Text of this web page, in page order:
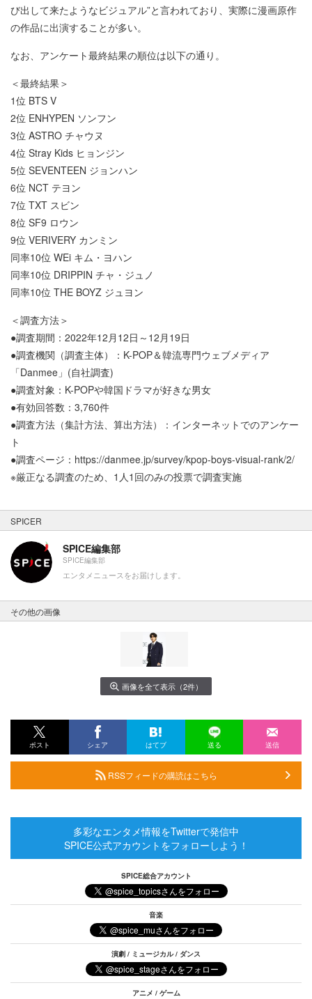
び出して来たようなビジュアル”と言われており、実際に漫画原作
の作品に出演することが多い。
なお、アンケート最終結果の順位は以下の通り。
＜最終結果＞
1位 BTS V
2位 ENHYPEN ソンフン
3位 ASTRO チャウヌ
4位 Stray Kids ヒョンジン
5位 SEVENTEEN ジョンハン
6位 NCT テヨン
7位 TXT スビン
8位 SF9 ロウン
9位 VERIVERY カンミン
同率10位 WEi キム・ヨハン
同率10位 DRIPPIN チャ・ジュノ
同率10位 THE BOYZ ジュヨン
＜調査方法＞
●調査期間：2022年12月12日～12月19日
●調査機関（調査主体）：K-POP＆韓流専門ウェブメディア
「Danmee」(自社調査)
●調査対象：K-POPや韓国ドラマが好きな男女
●有効回答数：3,760件
●調査方法（集計方法、算出方法）：インターネットでのアンケー
ト
●調査ページ：https://danmee.jp/survey/kpop-boys-visual-rank/2/
※厳正なる調査のため、1人1回のみの投票で調査実施
SPICER
SPICE編集部
SPICE編集部
エンタメニュースをお届けします。
その他の画像
画像を全て表示（2件）
ポスト シェア はてブ 送る 送信
RSSフィードの購読はこちら
多彩なエンタメ情報をTwitterで発信中
SPICE公式アカウントをフォローしよう！
SPICE総合アカウント
音楽
演劇 / ミュージカル / ダンス
アニメ / ゲーム